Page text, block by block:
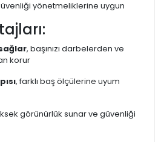
yönetmeliklerine uygun
, başınızı darbelerden ve
korur
, farklı baş ölçülerine uyum
görünürlük sunar ve güvenliği